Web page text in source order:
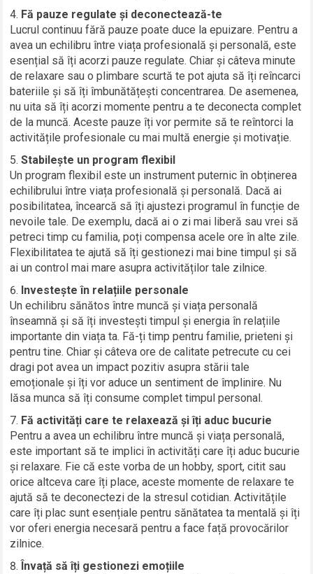
Fă pauze regulate și deconectează-te
Lucrul continuu fără pauze poate duce la epuizare. Pentru a
avea un echilibru între viața profesională și personală, este
esențial să îți acorzi pauze regulate. Chiar și câteva minute
de relaxare sau o plimbare scurtă te pot ajuta să îți reîncarci
bateriile și să îți îmbunătățești concentrarea. De asemenea,
nu uita să îți acorzi momente pentru a te deconecta complet
de la muncă. Aceste pauze îți vor permite să te reîntorci la
activitățile profesionale cu mai multă energie și motivație.
Stabilește un program flexibil
Un program flexibil este un instrument puternic în obținerea
echilibrului între viața profesională și personală. Dacă ai
posibilitatea, încearcă să îți ajustezi programul în funcție de
nevoile tale. De exemplu, dacă ai o zi mai liberă sau vrei să
petreci timp cu familia, poți compensa acele ore în alte zile.
Flexibilitatea te ajută să îți gestionezi mai bine timpul și să
ai un control mai mare asupra activităților tale zilnice.
Investește în relațiile personale
Un echilibru sănătos între muncă și viața personală
înseamnă și să îți investești timpul și energia în relațiile
importante din viața ta. Fă-ți timp pentru familie, prieteni și
pentru tine. Chiar și câteva ore de calitate petrecute cu cei
dragi pot avea un impact pozitiv asupra stării tale
emoționale și îți vor aduce un sentiment de împlinire. Nu
lăsa munca să îți consume complet timpul personal.
Fă activități care te relaxează și îți aduc bucurie
Pentru a avea un echilibru între muncă și viața personală,
este important să te implici în activități care îți aduc bucurie
și relaxare. Fie că este vorba de un hobby, sport, citit sau
orice altceva care îți place, aceste momente de relaxare te
ajută să te deconectezi de la stresul cotidian. Activitățile
care îți plac sunt esențiale pentru sănătatea ta mentală și îți
vor oferi energia necesară pentru a face față provocărilor
zilnice.
Învață să îți gestionezi emoțiile